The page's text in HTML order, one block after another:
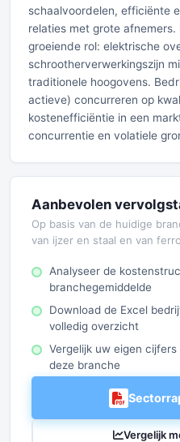
schaalvoordelen, efficiënte
relaties met grote
groeiende rol: elektrische
schrootherverwerkingszijn
traditionele hoogovens.
actieve) concurreren op
kostenefficiëntie in een
concurrentie en volatiele
Aanbevolen
Op basis van de huidige
van ijzer en staal en van
Analyseer de
branchegemiddelde
Download de Excel
volledig overzicht
Vergelijk uw eigen
deze branche
Vergelijk